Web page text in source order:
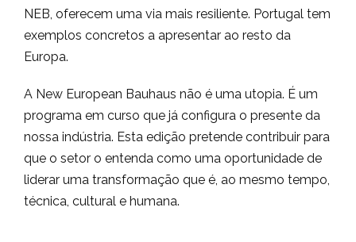
NEB, oferecem uma via mais resiliente. Portugal tem
exemplos concretos a apresentar ao resto da
Europa.
A New European Bauhaus não é uma utopia. É um
programa em curso que já configura o presente da
nossa indústria. Esta edição pretende contribuir para
que o setor o entenda como uma oportunidade de
liderar uma transformação que é, ao mesmo tempo,
técnica, cultural e humana.